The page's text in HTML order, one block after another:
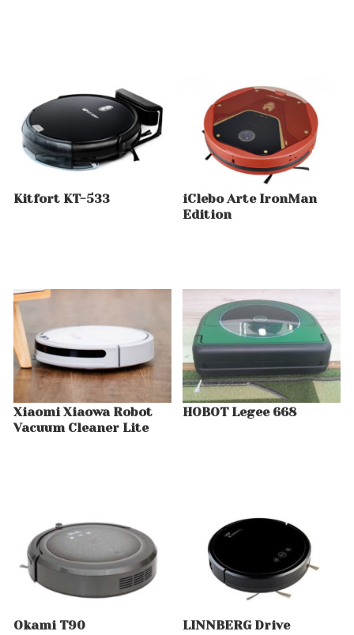
Kitfort KT-533
iClebo Arte IronMan
Edition
Xiaomi Xiaowa Robot
Vacuum Cleaner Lite
HOBOT Legee 668
Okami T90 LINNBERG Drive